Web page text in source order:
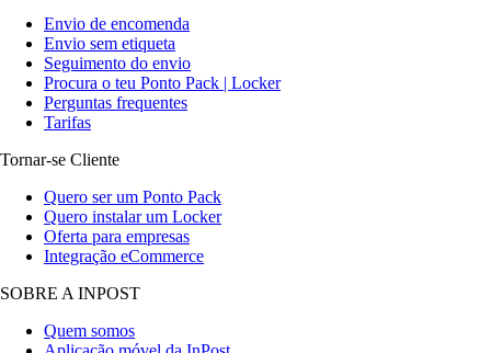
Envio de encomenda
Envio sem etiqueta
Seguimento do envio
Procura o teu Ponto Pack | Locker
Perguntas frequentes
Tarifas
Tornar-se Cliente
Quero ser um Ponto Pack
Quero instalar um Locker
Oferta para empresas
Integração eCommerce
SOBRE A INPOST
Quem somos